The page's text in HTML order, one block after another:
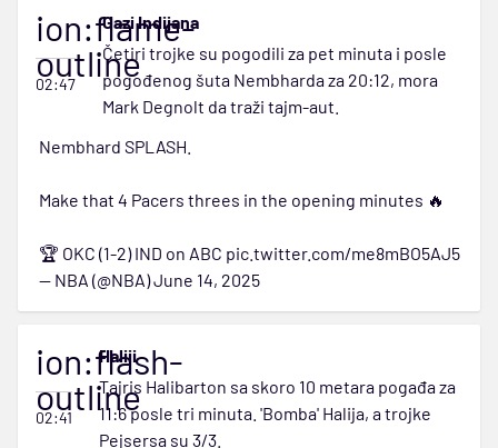
ion:flame-
outline
02:47
Gazi Indijana
Četiri trojke su pogodili za pet minuta i posle
pogođenog šuta Nembharda za 20:12, mora
Mark Degnolt da traži tajm-aut.
Nembhard SPLASH.
Make that 4 Pacers threes in the opening minutes 🔥
🏆 OKC (1-2) IND on ABC pic.twitter.com/me8mBO5AJ5
— NBA (@NBA)June 14, 2025
ion:flash-
outline
02:41
Haliii
Tajris Halibarton sa skoro 10 metara pogađa za
11:6 posle tri minuta. 'Bomba' Halija, a trojke
Pejsersa su 3/3.